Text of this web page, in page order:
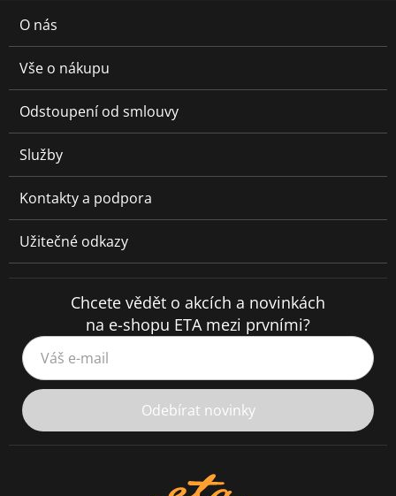
O nás
Vše o nákupu
Odstoupení od smlouvy
Služby
Kontakty a podpora
Užitečné odkazy
Chcete vědět o akcích a novinkách
na e-shopu ETA mezi prvními?
Váš e-mail
Odebírat novinky